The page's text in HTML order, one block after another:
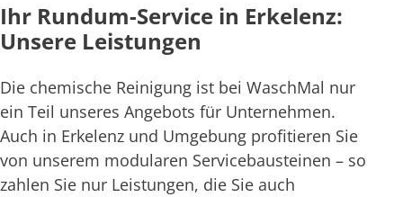
Ihr Rundum-Service in Erkelenz:
Unsere Leistungen
Die chemische Reinigung ist bei WaschMal nur
ein Teil unseres Angebots für Unternehmen.
Auch in Erkelenz und Umgebung profitieren Sie
von unserem modularen Servicebausteinen – so
zahlen Sie nur Leistungen, die Sie auch